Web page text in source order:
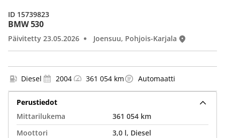
BMW 530
Päivitetty 23.05.2026 Joensuu, Pohjois-Karjala
ID 15739823
Diesel 2004 361 054 km Automaatti
Perustiedot
Mittarilukema
361 054 km
Moottori
3,0 l, Diesel